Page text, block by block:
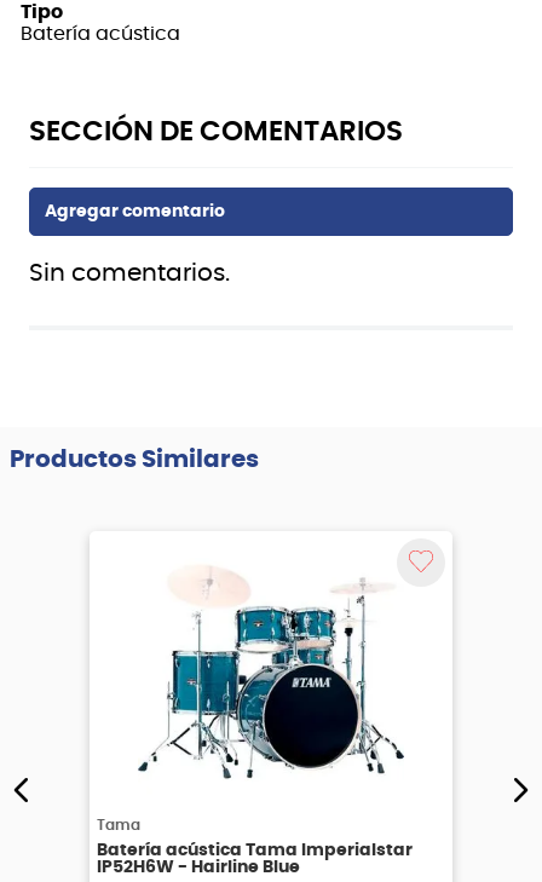
Tipo
Batería acústica
Sin comentarios.
Productos Similares
Tama
Batería acústica Tama Imperialstar
IP52H6W - Hairline Blue